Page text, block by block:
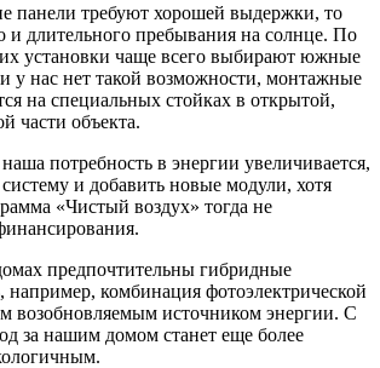
панели требуют хорошей выдержки, то
и длительного пребывания на солнце. По
установки чаще всего выбирают южные
у нас нет такой возможности, монтажные
на специальных стойках в открытой,
части объекта.
потребность в энергии увеличивается,
и добавить новые модули, хотя
«Чистый воздух» тогда не
предпочтительны гибридные
например, комбинация фотоэлектрической
возобновляемым источником энергии. С
за нашим домом станет еще более